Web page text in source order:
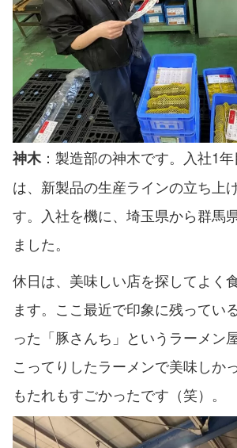
神木：製造部の神木です。入社1
は、新製品の生産ラインの立ち上
す。入社を機に、埼玉県から群馬
ました。
休日は、美味しい店を探してよく
ます。ここ最近で印象に残ってい
った「豚さんち」というラーメン
こってりしたラーメンで美味しか
もたれもすごかったです（笑）。